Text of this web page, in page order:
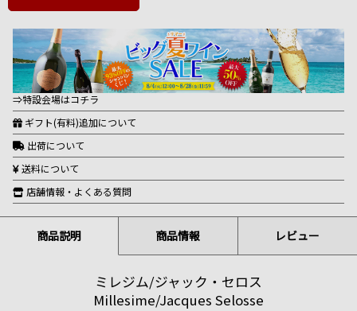
⇒特設会場はコチラ
ギフト(有料)追加について
出荷について
送料について
店舗情報・よくある質問
商品説明 商品情報 レビュー
ミレジム/ジャック・セロス
Millesime/Jacques Selosse